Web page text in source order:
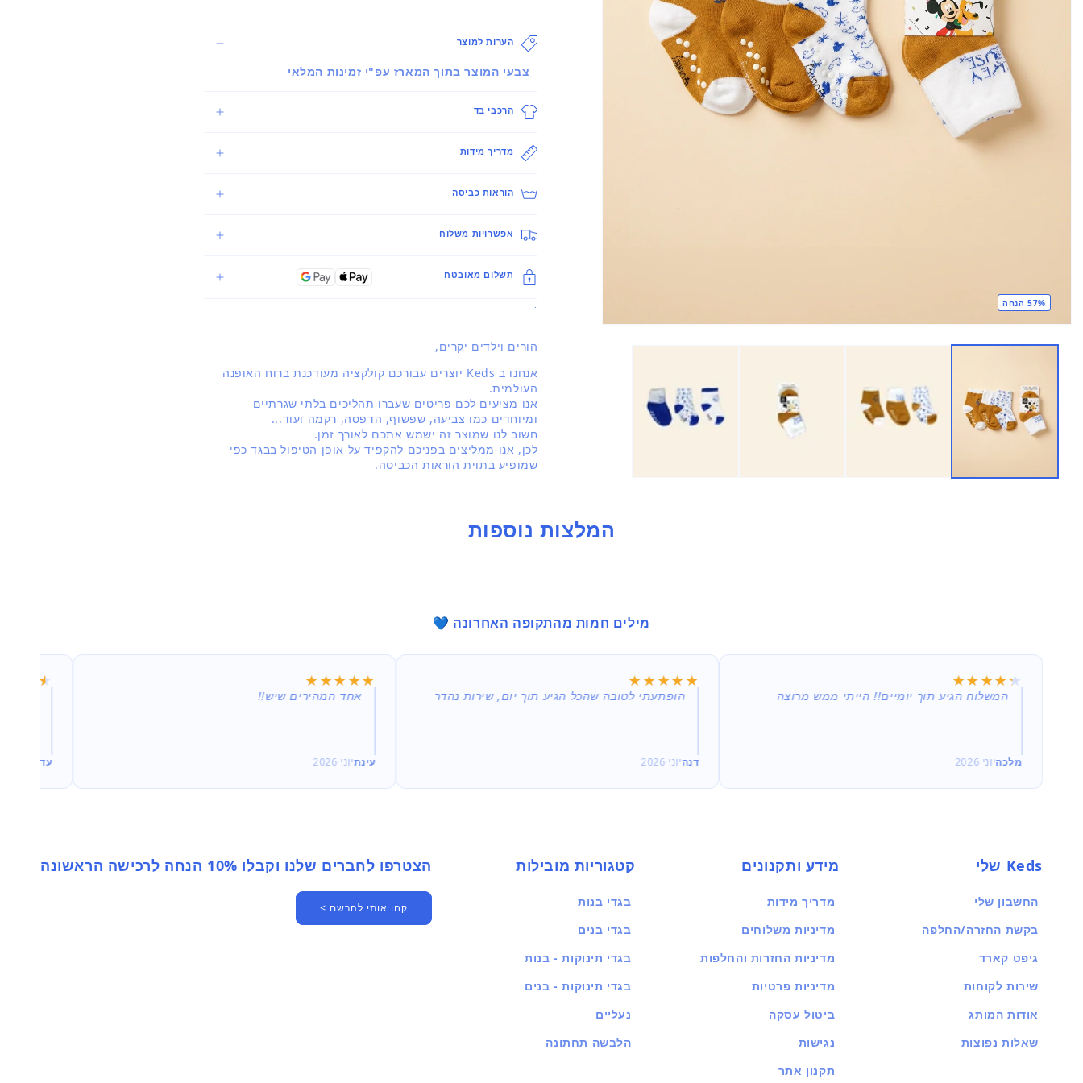
57% הנחה
הערות למוצר
צבעי המוצר בתוך המארז עפ"י זמינות המלאי
הרכבי בד
מדריך מידות
הוראות כביסה
אפשרויות משלוח
תשלום מאובטח
.
הורים וילדים יקרים,
אנחנו ב Keds יוצרים עבורכם קולקציה מעודכנת ברוח האופנה
העולמית.
אנו מציעים לכם פריטים שעברו תהליכים בלתי שגרתיים
ומיוחדים כמו צביעה, שפשוף, הדפסה, רקמה ועוד...
חשוב לנו שמוצר זה ישמש אתכם לאורך זמן.
לכן, אנו ממליצים בפניכם להקפיד על אופן הטיפול בבגד כפי
שמופיע בתוית הוראות הכביסה.
המלצות נוספות
מילים חמות מהתקופה האחרונה 💙
★★★★★
★★★★★
המשלוח הגיע תוך יומיים!! הייתי ממש מרוצה
מלכהיוני 2026
★★★★★
★★★★★
הופתעתי לטובה שהכל הגיע תוך יום, שירות נהדר
דנהיוני 2026
★★★★★
★★★★★
אחד המהירים שיש!!
עינתיוני 2026 עדי
Keds שלי
החשבון שלי
בקשת החזרה/החלפה
גיפט קארד
שירות לקוחות
אודות המותג
שאלות נפוצות
מידע ותקנונים
מדריך מידות
מדיניות משלוחים
מדיניות החזרות והחלפות
מדיניות פרטיות
ביטול עסקה
נגישות
תקנון אתר
קטגוריות מובילות
בגדי בנות
בגדי בנים
בגדי תינוקות - בנות
בגדי תינוקות - בנים
נעליים
הלבשה תחתונה
הצטרפו לחברים שלנו וקבלו 10% הנחה לרכישה הראשונה
קחו אותי להרשם >